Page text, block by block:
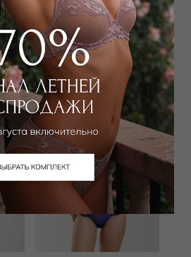
₽
39 780₽ 130 000₽
+ 1 цвет